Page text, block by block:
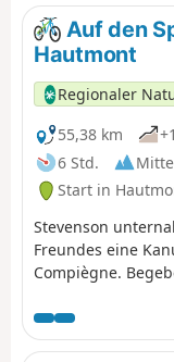
Auf den
Hautmont
Regionaler
55,38 km
6 Std.
Start in
Stevenson
Freundes eine
Compiègne.